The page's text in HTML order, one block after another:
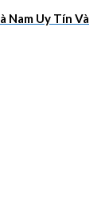
Nam Uy Tín Và